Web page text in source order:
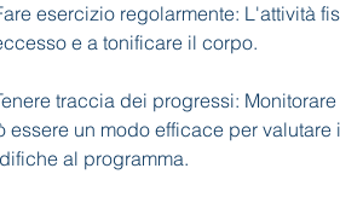
esercizio regolarmente: L'attività
e a tonificare il corpo.
traccia dei progressi:
essere un modo efficace per
al programma.